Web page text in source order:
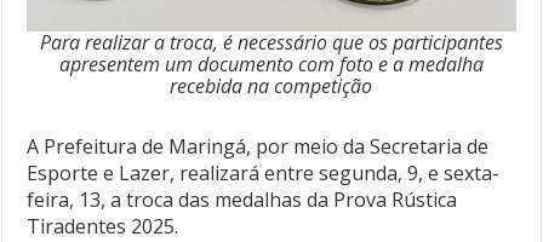
Para realizar a troca, é necessário que os participantes
apresentem um documento com foto e a medalha
recebida na competição
A Prefeitura de Maringá, por meio da Secretaria de
Esporte e Lazer, realizará entre segunda, 9, e sexta-
feira, 13, a troca das medalhas da Prova Rústica
Tiradentes 2025.